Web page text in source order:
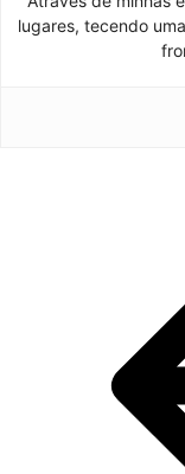
lugares, tecendo